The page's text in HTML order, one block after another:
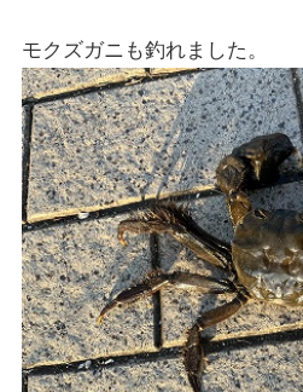
モクズガニも釣れました。